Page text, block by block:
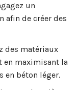
un
afin de créer des
des matériaux
en maximisant la
en béton léger.